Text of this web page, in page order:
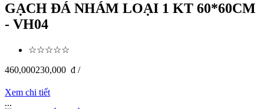
GẠCH ĐÁ NHÁM LOẠI 1 KT 60*60CM
- VH04
☆☆☆☆☆
460,000230,000 đ /
Xem chi tiết
...